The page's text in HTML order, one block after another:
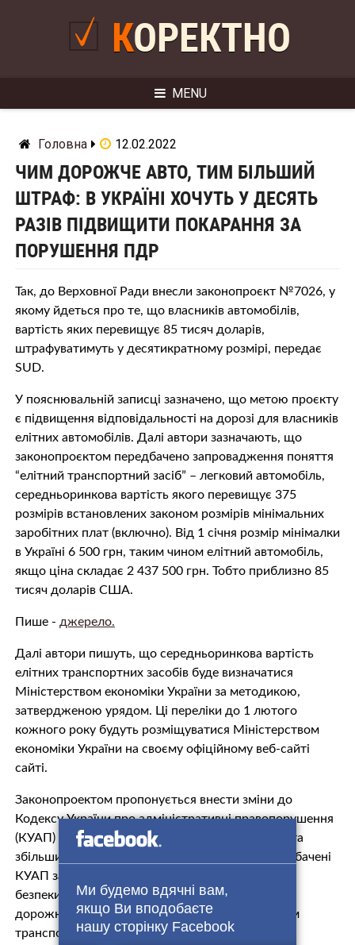
Ми будемо вдячні вам,
якщо Ви вподобаєте
нашу сторінку Facebook
КОРЕКТНО
MENU
Головна 12.02.2022
ЧИМ ДОРОЖЧЕ АВТО, ТИМ БІЛЬШИЙ
ШТРАФ: В УКРАЇНІ ХОЧУТЬ У ДЕСЯТЬ
РАЗІВ ПІДВИЩИТИ ПОКАРАННЯ ЗА
ПОРУШЕННЯ ПДР
Так, до Верховної Ради внесли законопроєкт №7026, у
якому йдеться про те, що власників автомобілів,
вартість яких перевищує 85 тисяч доларів,
штрафуватимуть у десятикратному розмірі, передає
SUD.
У пояснювальній записці зазначено, що метою проєкту
є підвищення відповідальності на дорозі для власників
елітних автомобілів. Далі автори зазначають, що
законопроєктом передбачено запровадження поняття
“елітний транспортний засіб” – легковий автомобіль,
середньоринкова вартість якого перевищує 375
розмірів встановлених законом розмірів мінімальних
заробітних плат (включно). Від 1 січня розмір мінімалки
в Україні 6 500 грн, таким чином елітний автомобіль,
якщо ціна складає 2 437 500 грн. Тобто приблизно 85
тисяч доларів США.
Пише - джерело.
Далі автори пишуть, що середньоринкова вартість
елітних транспортних засобів буде визначатися
Міністерством економіки України за методикою,
затвердженою урядом. Ці переліки до 1 лютого
кожного року будуть розміщуватися Міністерством
економіки України на своєму офіційному веб-сайті
сайті.
Законопроектом пропонується внести зміни до
Кодексу України про адміністративні правопорушення
(КУАП) та Кримінального кодексу України (КК) та
збільшити у 10 разів розміри штрафів, які передбачені
КУАП за правопорушення у сфері забезпечення
безпеки дорожнього руху, порушенні правил
дорожнього руху, вчинені при керуванні елітним
транспортним засобом.